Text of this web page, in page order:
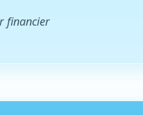
financier